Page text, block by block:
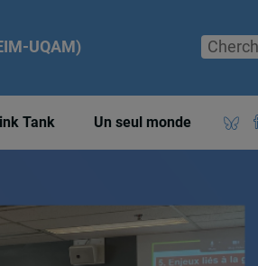
UQAM)
Tank Un seul monde